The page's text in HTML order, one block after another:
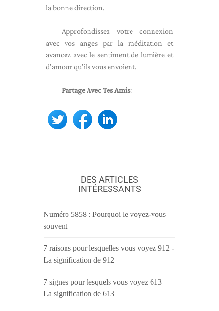
la bonne direction.
Approfondissez votre connexion
avec vos anges par la méditation et
avancez avec le sentiment de lumière et
d'amour qu'ils vous envoient.
Partage Avec Tes Amis:
DES ARTICLES
INTÉRESSANTS
Numéro 5858 : Pourquoi le voyez-vous
souvent
7 raisons pour lesquelles vous voyez 912 -
La signification de 912
7 signes pour lesquels vous voyez 613 –
La signification de 613